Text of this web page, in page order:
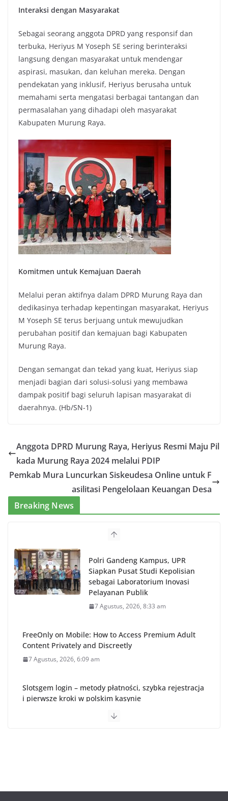
Interaksi dengan Masyarakat
Sebagai seorang anggota DPRD yang responsif dan
terbuka, Heriyus M Yoseph SE sering berinteraksi
langsung dengan masyarakat untuk mendengar
aspirasi, masukan, dan keluhan mereka. Dengan
pendekatan yang inklusif, Heriyus berusaha untuk
memahami serta mengatasi berbagai tantangan dan
permasalahan yang dihadapi oleh masyarakat
Kabupaten Murung Raya.
Komitmen untuk Kemajuan Daerah
Melalui peran aktifnya dalam DPRD Murung Raya dan
dedikasinya terhadap kepentingan masyarakat, Heriyus
M Yoseph SE terus berjuang untuk mewujudkan
perubahan positif dan kemajuan bagi Kabupaten
Murung Raya.
Dengan semangat dan tekad yang kuat, Heriyus siap
menjadi bagian dari solusi-solusi yang membawa
dampak positif bagi seluruh lapisan masyarakat di
daerahnya. (Hb/SN-1)
Anggota DPRD Murung Raya, Heriyus Resmi Maju Pil
kada Murung Raya 2024 melalui PDIP
Pemkab Mura Luncurkan Siskeudesa Online untuk F
asilitasi Pengelolaan Keuangan Desa
Breaking News
Polri Gandeng Kampus, UPR
Siapkan Pusat Studi Kepolisian
sebagai Laboratorium Inovasi
Pelayanan Publik
7 Agustus, 2026, 8:33 am
FreeOnly on Mobile: How to Access Premium Adult
Content Privately and Discreetly
7 Agustus, 2026, 6:09 am
Slotsgem login – metody płatności, szybka rejestracja
i pierwsze kroki w polskim kasynie
OnlyFans VIP Free: How to Safely Access Premium